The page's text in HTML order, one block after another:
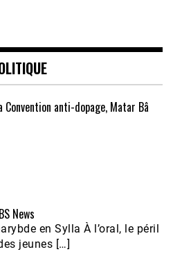
Convention anti-dopage, Matar Bâ
News
en Sylla À l’oral, le péril
jeunes […]